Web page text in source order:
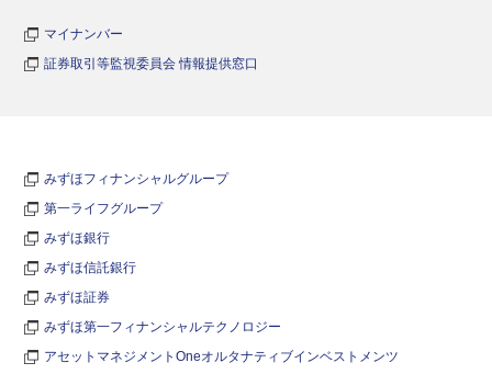
マイナンバー
証券取引等監視委員会 情報提供窓口
みずほフィナンシャルグループ
第一ライフグループ
みずほ銀行
みずほ信託銀行
みずほ証券
みずほ第一フィナンシャルテクノロジー
アセットマネジメントOneオルタナティブインベストメンツ